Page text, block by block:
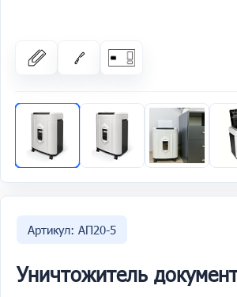
Артикул: АП20-5
Уничтожитель